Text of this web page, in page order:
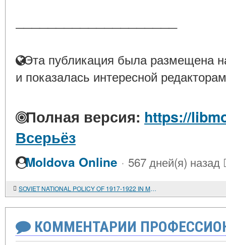
Эта публикация была размещена
и показалась интересной
Полная версия: https://
Всерьёз
Moldova Online · 567 дней(я) назад
SOVIET NATIONAL POLICY OF 1917-1922 IN MODERN BOURGEOIS HISTORIOGRAPHY OF THE USA
КОММЕНТАРИИ